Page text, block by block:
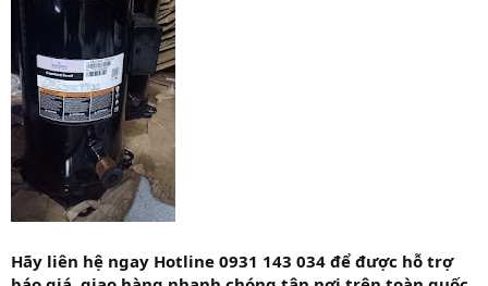
Hãy liên hệ ngay Hotline 0931 143 034 để được hỗ trợ